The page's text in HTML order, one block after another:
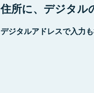
住所に、デジタル
デジタルアドレスで入力